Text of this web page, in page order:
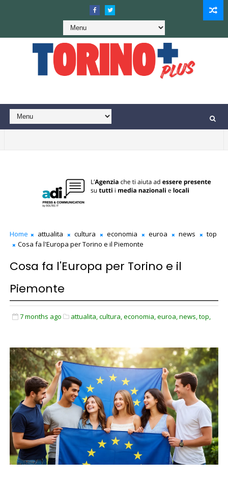
Home attualita cultura economia euroa news
top
Cosa fa l'Europa per Torino e il Piemonte
Cosa fa l'Europa per Torino e il
Piemonte
7 months ago attualita,cultura,economia,euroa,news,top,